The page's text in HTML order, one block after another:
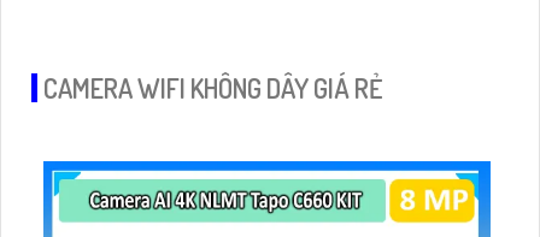
CAMERA WIFI KHÔNG DÂY GIÁ RẺ